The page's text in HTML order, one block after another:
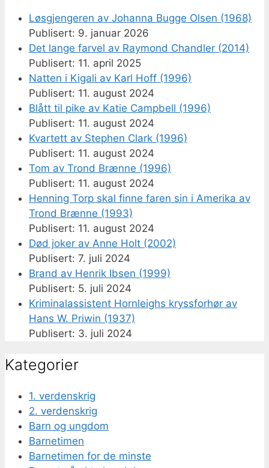
Løsgjengeren av Johanna Bugge Olsen (1968)
9. januar 2026
Det lange farvel av Raymond Chandler (2014)
11. april 2025
Natten i Kigali av Karl Hoff (1996)
11. august 2024
Blått til pike av Katie Campbell (1996)
11. august 2024
Kvartett av Stephen Clark (1996)
11. august 2024
Tom av Trond Brænne (1996)
11. august 2024
Henning Torp skal finne faren sin i Amerika av
Trond Brænne (1993)
11. august 2024
Død joker av Anne Holt (2002)
7. juli 2024
Brand av Henrik Ibsen (1999)
5. juli 2024
Kriminalassistent Hornleighs kryssforhør av
Hans W. Priwin (1937)
3. juli 2024
Kategorier
1. verdenskrig
2. verdenskrig
Barn og ungdom
Barnetimen
Barnetimen for de minste